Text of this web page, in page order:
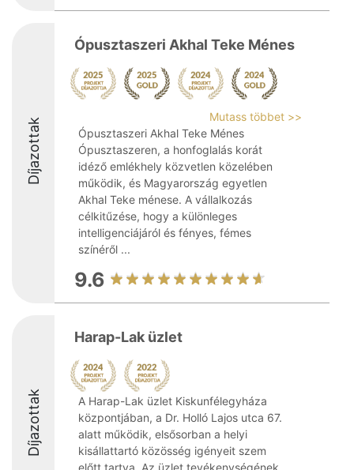
Díjazottak
Ópusztaszeri Akhal Teke Ménes
Mutass többet >>
Ópusztaszeri Akhal Teke Ménes
Ópusztaszeren, a honfoglalás korát
idéző emlékhely közvetlen közelében
működik, és Magyarország egyetlen
Akhal Teke ménese. A vállalkozás
célkitűzése, hogy a különleges
intelligenciájáról és fényes, fémes
színéről ...
9.6
Díjazottak
Harap-Lak üzlet
A Harap-Lak üzlet Kiskunfélegyháza
központjában, a Dr. Holló Lajos utca 67.
alatt működik, elsősorban a helyi
kisállattartó közösség igényeit szem
előtt tartva. Az üzlet tevékenységének